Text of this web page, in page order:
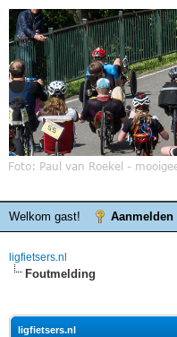
Welkom gast! Aanmelden
ligfietsers.nl
Foutmelding
ligfietsers.nl